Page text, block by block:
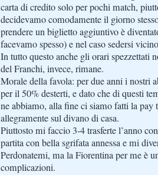
carta di credito solo per pochi match,
decidevamo comodamente il giorno
prendere un biglietto aggiuntivo è
facevamo spesso) e nel caso sedersi
In tutto questo anche gli orari spezzettati
del Franchi, invece, rimane.
Morale della favola: per due anni i nostri
per il 50% desterti, e dato che di questi
ne abbiamo, alla fine ci siamo fatti la pay
allegramente sul divano di casa.
Piuttosto mi faccio 3-4 trasferte l’anno
partita con bella sgrifata annessa e mi
Perdonatemi, ma la Fiorentina per me è
complicazioni.